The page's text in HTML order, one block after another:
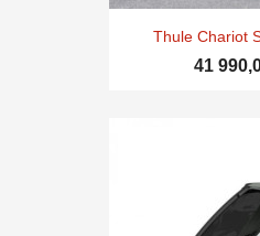
Thule Chariot
41